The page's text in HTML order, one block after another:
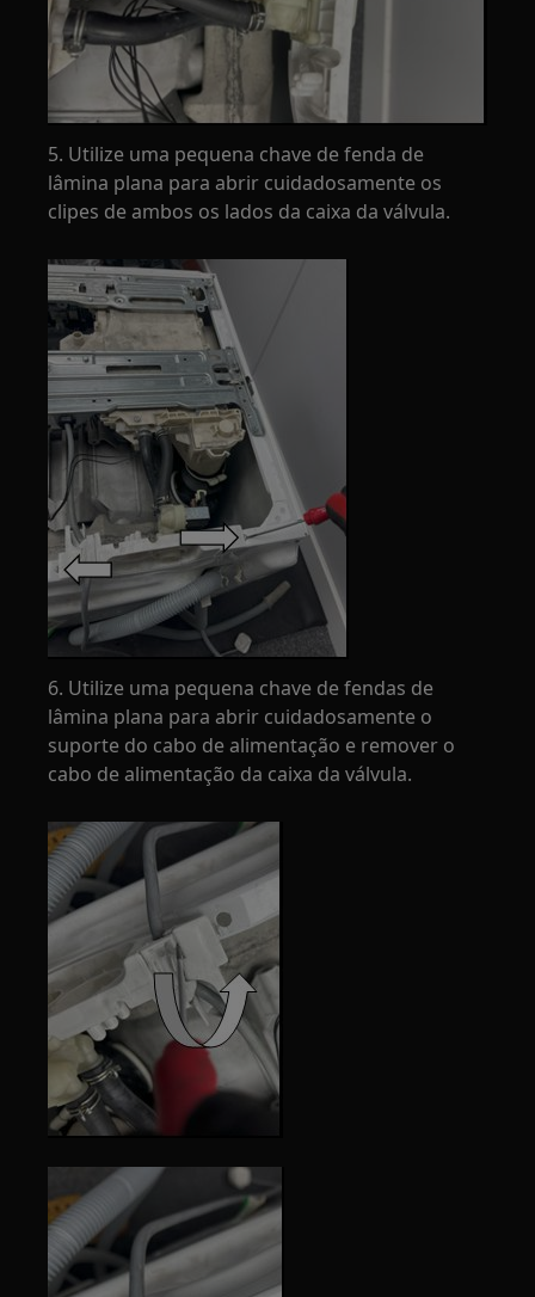
5. Utilize uma pequena chave de fenda de
lâmina plana para abrir cuidadosamente os
clipes de ambos os lados da caixa da válvula.
6. Utilize uma pequena chave de fendas de
lâmina plana para abrir cuidadosamente o
suporte do cabo de alimentação e remover o
cabo de alimentação da caixa da válvula.